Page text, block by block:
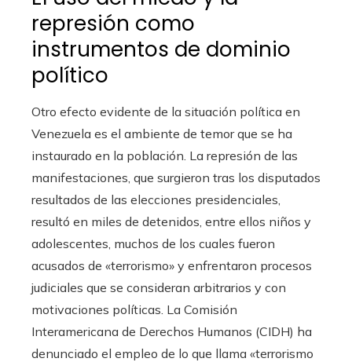
represión como
instrumentos de dominio
político
Otro efecto evidente de la situación política en
Venezuela es el ambiente de temor que se ha
instaurado en la población. La represión de las
manifestaciones, que surgieron tras los disputados
resultados de las elecciones presidenciales,
resultó en miles de detenidos, entre ellos niños y
adolescentes, muchos de los cuales fueron
acusados de «terrorismo» y enfrentaron procesos
judiciales que se consideran arbitrarios y con
motivaciones políticas. La Comisión
Interamericana de Derechos Humanos (CIDH) ha
denunciado el empleo de lo que llama «terrorismo